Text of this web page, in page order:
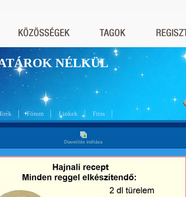
NÉLKÜL
Fórum Linkek Friss
Diavetítés indítása